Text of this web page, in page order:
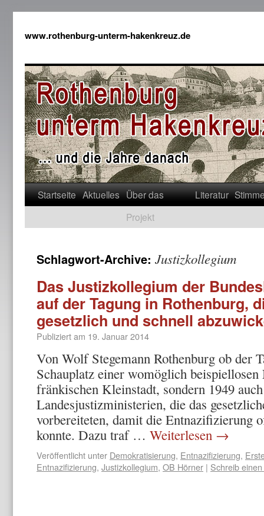
www.rothenburg-unterm-hakenkreuz.de
Startseite Aktuelles Über das
Projekt
Literatur
Schlagwort-Archive: Justizkollegium
Das Justizkollegium der
auf der Tagung in Rothenburg,
gesetzlich und schnell
Publiziert am 19. Januar 2014
Von Wolf Stegemann Rothenburg ob der
Schauplatz einer womöglich
fränkischen Kleinstadt, sondern 1949
Landesjustizministerien, die das
vorbereiteten, damit die Entnazifizierung
konnte. Dazu traf … Weiterlesen →
Veröffentlicht unter Demokratisierung, Entnazifizierung,
Entnazifizierung, Justizkollegium, OB Hörner | Schreib